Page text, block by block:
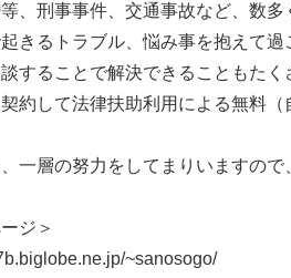
、刑事事件、交通事故など、数多
きるトラブル、悩み事を抱えて過
することで解決できることもたく
約して法律扶助利用による無料
一層の努力をしてまりいますので
ジ＞
~sanosogo/